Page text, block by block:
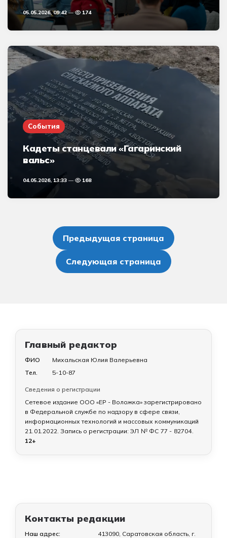
05.05.2026, 09:42 174
События
Кадеты станцевали «Гагаринский
вальс»
04.05.2026, 13:33 168
записейПредыдущая страница
Следующая страница
Главный редактор
ФИО
Михальская Юлия Валерьевна
Тел.
5-10-87
Сведения о регистрации
Сетевое издание ООО «ЕР - Воложка» зарегистрировано
в Федеральной службе по надзору в сфере связи,
информационных технологий и массовых коммуникаций
21.01.2022. Запись о регистрации: ЭЛ № ФС 77 - 82704.
12+
Контакты редакции
Наш адрес:
413090, Саратовская область, г.